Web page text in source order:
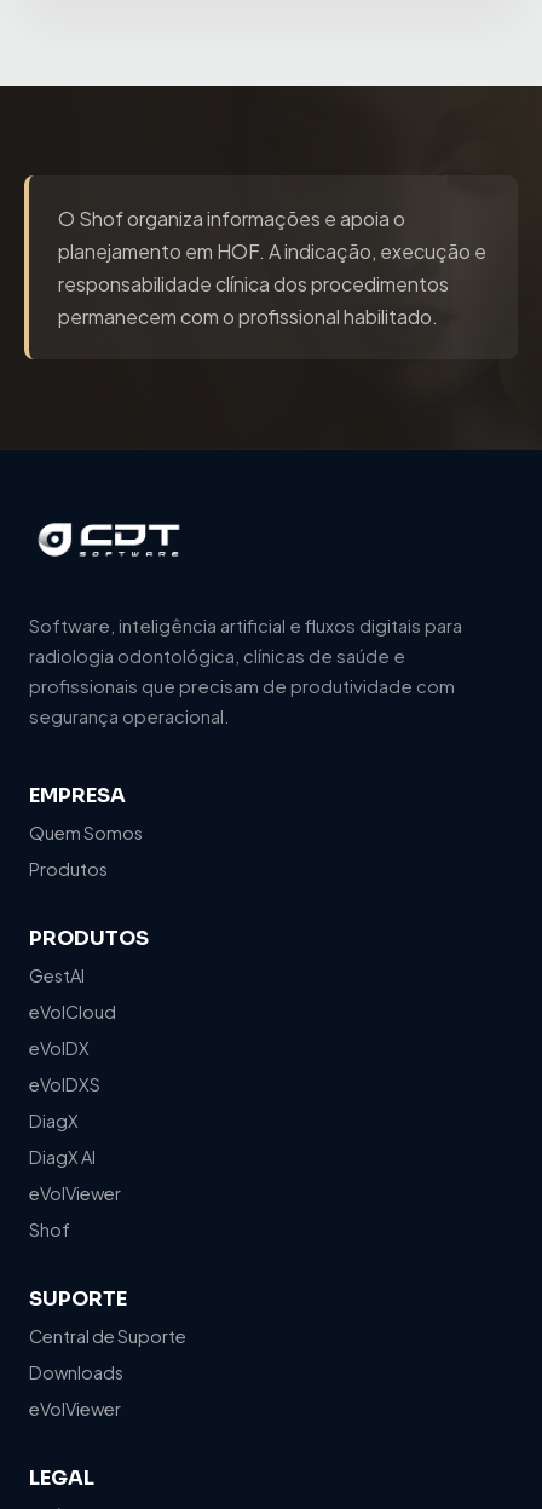
O Shof organiza informações e apoia o
planejamento em HOF. A indicação, execução e
responsabilidade clínica dos procedimentos
permanecem com o profissional habilitado.
Software, inteligência artificial e fluxos digitais para
radiologia odontológica, clínicas de saúde e
profissionais que precisam de produtividade com
segurança operacional.
EMPRESA
Quem Somos
Produtos
PRODUTOS
GestAI
eVolCloud
eVolDX
eVolDXS
DiagX
DiagX AI
eVolViewer
Shof
SUPORTE
Central de Suporte
Downloads
eVolViewer
LEGAL